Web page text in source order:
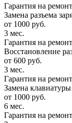
Гарантия на
Замена разъема
от 1000 руб.
3 мес.
Гарантия на
Восстановление
от 600 руб.
3 мес.
Гарантия на
Замена клавиатуры
от 1000 руб.
6 мес.
Гарантия на